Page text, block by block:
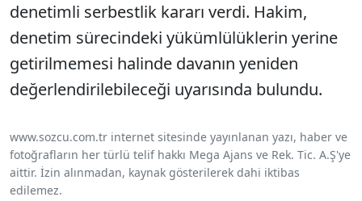
denetimli serbestlik kararı verdi. Hakim,
denetim sürecindeki yükümlülüklerin yerine
getirilmemesi halinde davanın yeniden
değerlendirilebileceği uyarısında bulundu.
www.sozcu.com.tr internet sitesinde yayınlanan yazı, haber ve
fotoğrafların her türlü telif hakkı Mega Ajans ve Rek. Tic. A.Ş'ye
aittir. İzin alınmadan, kaynak gösterilerek dahi iktibas
edilemez.